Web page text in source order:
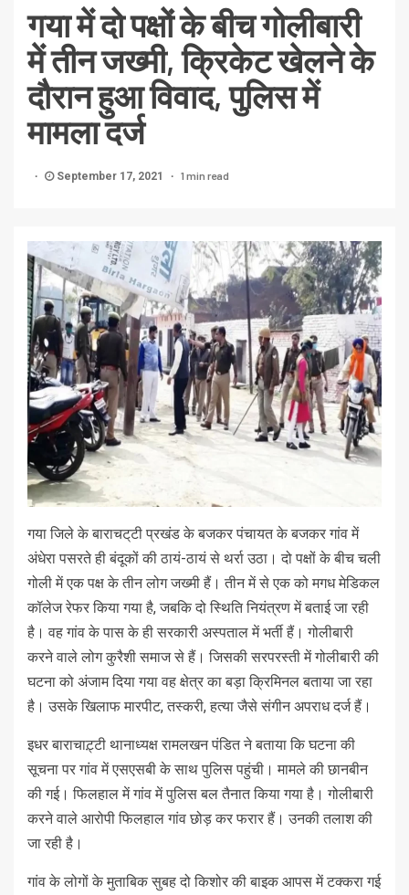
गया में दो पक्षों के बीच गोलीबारी
में तीन जख्मी, क्रिकेट खेलने के
दौरान हुआ विवाद, पुलिस में
मामला दर्ज
September 17, 2021 1 min read
गया जिले के बाराचट्‌टी प्रखंड के बजकर पंचायत के बजकर गांव में
अंधेरा पसरते ही बंदूकों की ठायं-ठायं से थर्रा उठा। दो पक्षों के बीच चली
गोली में एक पक्ष के तीन लोग जख्मी हैं। तीन में से एक को मगध मेडिकल
कॉलेज रेफर किया गया है, जबकि दो स्थिति नियंत्रण में बताई जा रही
है। वह गांव के पास के ही सरकारी अस्पताल में भर्ती हैं। गोलीबारी
करने वाले लोग कुरैशी समाज से हैं। जिसकी सरपरस्ती में गोलीबारी की
घटना को अंजाम दिया गया वह क्षेत्र का बड़ा क्रिमिनल बताया जा रहा
है। उसके खिलाफ मारपीट, तस्करी, हत्या जैसे संगीन अपराध दर्ज हैं।
इधर बाराचाट़्टी थानाध्यक्ष रामलखन पंडित ने बताया कि घटना की
सूचना पर गांव में एसएसबी के साथ पुलिस पहुंची। मामले की छानबीन
की गई। फिलहाल में गांव में पुलिस बल तैनात किया गया है। गोलीबारी
करने वाले आरोपी फिलहाल गांव छोड़ कर फरार हैं। उनकी तलाश की
जा रही है।
गांव के लोगों के मुताबिक सुबह दो किशोर की बाइक आपस में टक्करा गई